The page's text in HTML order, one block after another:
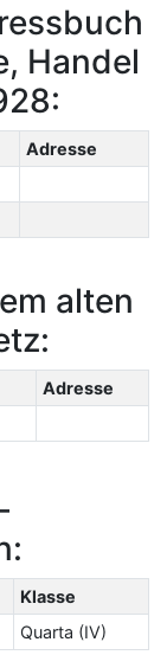
Handel
Adresse
alten
Adresse
Klasse
Quarta (IV)